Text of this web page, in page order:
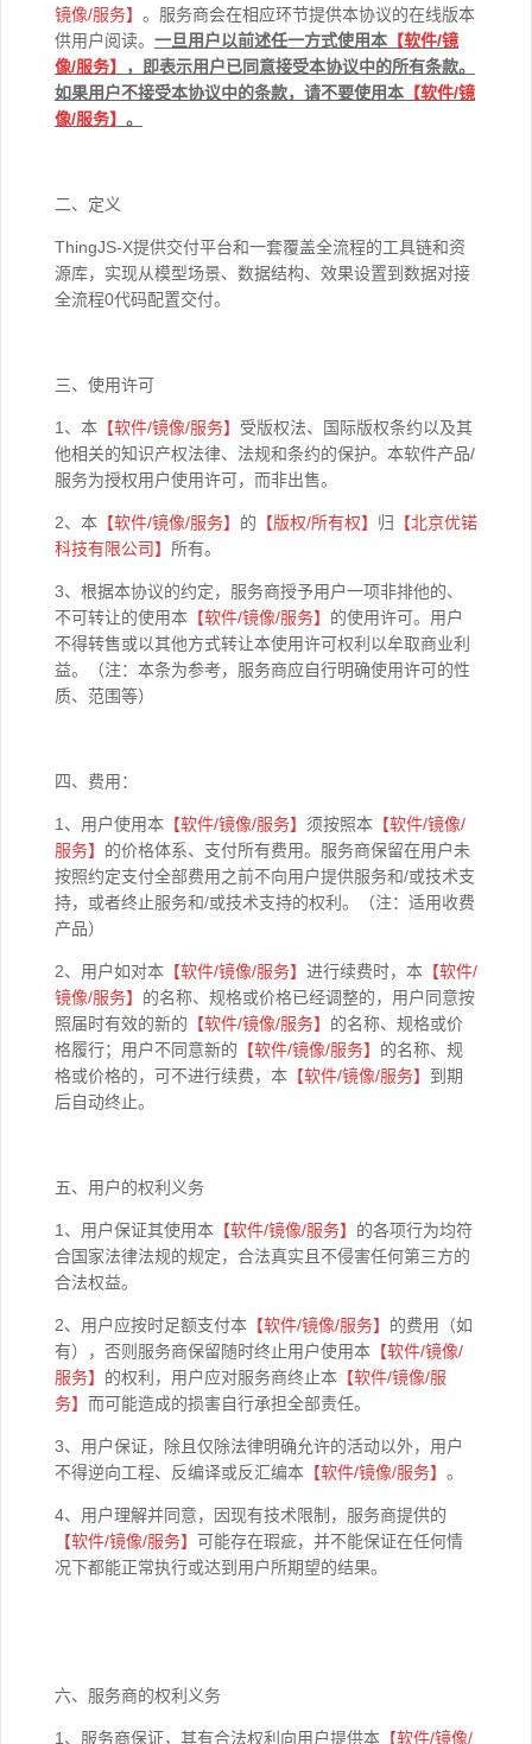
镜像/服务】 。服务商会在相应环节提供本协议的在线版本
供用户阅读。 一旦用户以前述任一方式使用本 【软件/镜
像/服务】
，即表示用户已同意接受本协议中的所有条款。
如果用户不接受本协议中的条款，请不要使用本 【软件/镜
像/服务】 。
二、定义
ThingJS-X提供交付平台和一套覆盖全流程的工具链和资
源库，实现从模型场景、数据结构、效果设置到数据对接
全流程0代码配置交付。
三、使用许可
1、本 【软件/镜像/服务】 受版权法、国际版权条约以及其
他相关的知识产权法律、法规和条约的保护。本软件产品/
服务为授权用户使用许可，而非出售。
2、本 【软件/镜像/服务】 的 【版权/所有权】 归
【北京优锘
科技有限公司】 所有。
3、根据本协议的约定，服务商授予用户一项非排他的、
不可转让的使用本 【软件/镜像/服务】 的使用许可。用户
不得转售或以其他方式转让本使用许可权利以牟取商业利
益。（注：本条为参考，服务商应自行明确使用许可的性
质、范围等）
四、费用：
1、用户使用本 【软件/镜像/服务】 须按照本 【软件/镜像/
服务】 的价格体系、支付所有费用。服务商保留在用户未
按照约定支付全部费用之前不向用户提供服务和/或技术支
持，或者终止服务和/或技术支持的权利。（注：适用收费
产品）
2、用户如对本 【软件/镜像/服务】 进行续费时，本 【软件/
镜像/服务】 的名称、规格或价格已经调整的，用户同意按
照届时有效的新的 【软件/镜像/服务】 的名称、规格或价
格履行；用户不同意新的 【软件/镜像/服务】 的名称、规
格或价格的，可不进行续费，本 【软件/镜像/服务】 到期
后自动终止。
五、用户的权利义务
1、用户保证其使用本 【软件/镜像/服务】 的各项行为均符
合国家法律法规的规定，合法真实且不侵害任何第三方的
合法权益。
2、用户应按时足额支付本 【软件/镜像/服务】 的费用（如
有），否则服务商保留随时终止用户使用本 【软件/镜像/
服务】 的权利，用户应对服务商终止本 【软件/镜像/服
务】 而可能造成的损害自行承担全部责任。
3、用户保证，除且仅除法律明确允许的活动以外，用户
不得逆向工程、反编译或反汇编本 【软件/镜像/服务】 。
4、用户理解并同意，因现有技术限制，服务商提供的
【软件/镜像/服务】 可能存在瑕疵，并不能保证在任何情
况下都能正常执行或达到用户所期望的结果。
六、服务商的权利义务
1、服务商保证，其有合法权利向用户提供本 【软件/镜像/